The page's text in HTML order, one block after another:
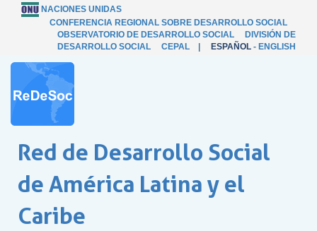
NACIONES UNIDAS
CONFERENCIA REGIONAL SOBRE DESARROLLO SOCIAL
OBSERVATORIO DE DESARROLLO SOCIAL
DIVISIÓN DE
DESARROLLO SOCIAL
CEPAL ESPAÑOL - ENGLISH
Red de Desarrollo Social
de América Latina y el
Caribe